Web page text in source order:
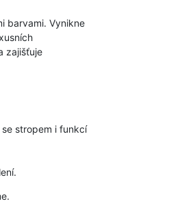
barvami. Vynikne
zajišťuje
stropem i funkcí